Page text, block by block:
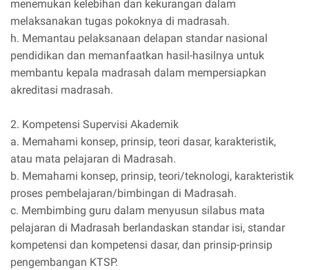
menemukan kelebihan dan kekurangan dalam
melaksanakan tugas pokoknya di madrasah.
h. Memantau pelaksanaan delapan standar nasional
pendidikan dan memanfaatkan hasil-hasilnya untuk
membantu kepala madrasah dalam mempersiapkan
akreditasi madrasah.
2. Kompetensi Supervisi Akademik
a. Memahami konsep, prinsip, teori dasar, karakteristik,
atau mata pelajaran di Madrasah.
b. Memahami konsep, prinsip, teori/teknologi, karakteristik
proses pembelajaran/bimbingan di Madrasah.
c. Membimbing guru dalam menyusun silabus mata
pelajaran di Madrasah berlandaskan standar isi, standar
kompetensi dan kompetensi dasar, dan prinsip-prinsip
pengembangan KTSP.